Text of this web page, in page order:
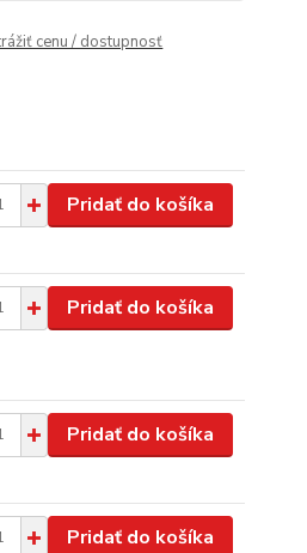
cenu / dostupnosť
Pridať do košíka
Pridať do košíka
Pridať do košíka
Pridať do košíka